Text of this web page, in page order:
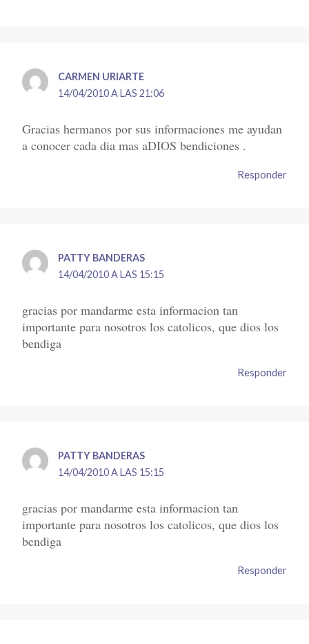
CARMEN URIARTE
14/04/2010 A LAS 21:06
Gracias hermanos por sus informaciones me ayudan
a conocer cada dia mas aDIOS bendiciones .
Responder
PATTY BANDERAS
14/04/2010 A LAS 15:15
gracias por mandarme esta informacion tan
importante para nosotros los catolicos, que dios los
bendiga
Responder
PATTY BANDERAS
14/04/2010 A LAS 15:15
gracias por mandarme esta informacion tan
importante para nosotros los catolicos, que dios los
bendiga
Responder